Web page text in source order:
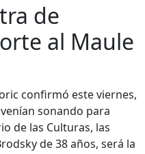
de
al Maule
confirmó este viernes,
sonando para
de las Culturas, las
de 38 años, será la